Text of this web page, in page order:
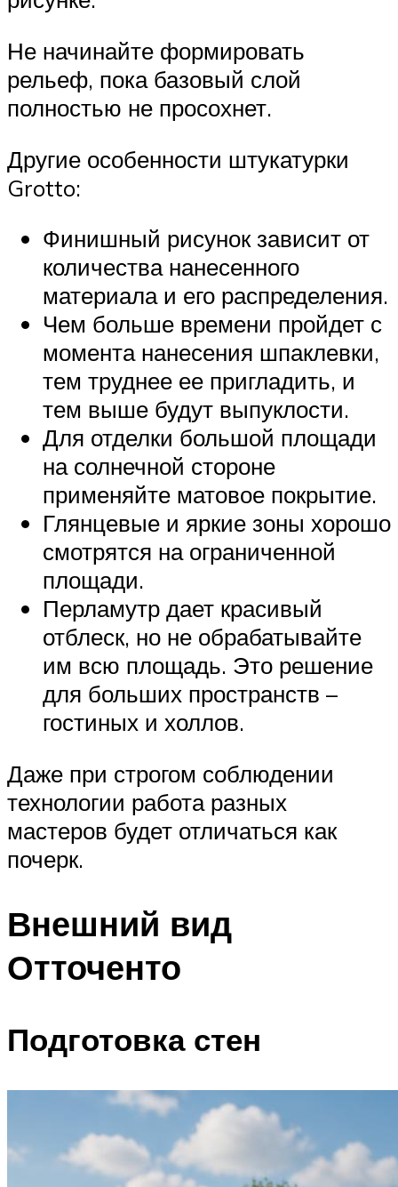
Не начинайте формировать
рельеф, пока базовый слой
полностью не просохнет.
Другие особенности штукатурки
Grotto:
Финишный рисунок зависит от
количества нанесенного
материала и его распределения.
Чем больше времени пройдет с
момента нанесения шпаклевки,
тем труднее ее пригладить, и
тем выше будут выпуклости.
Для отделки большой площади
на солнечной стороне
применяйте матовое покрытие.
Глянцевые и яркие зоны хорошо
смотрятся на ограниченной
площади.
Перламутр дает красивый
отблеск, но не обрабатывайте
им всю площадь. Это решение
для больших пространств –
гостиных и холлов.
Даже при строгом соблюдении
технологии работа разных
мастеров будет отличаться как
почерк.
Внешний вид
Отточенто
Подготовка стен